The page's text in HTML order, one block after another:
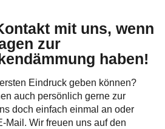
mit uns, wenn
zur
haben!
Eindruck geben können?
auch persönlich gerne zur
doch einfach einmal an oder
Mail. Wir freuen uns auf den